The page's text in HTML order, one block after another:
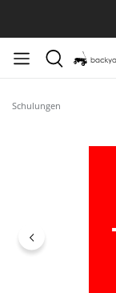
Schulungen